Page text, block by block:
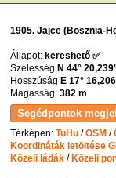
1905. Jajce (Bosznia-
Állapot:kereshető ✅
SzélességN 44° 20,239'
HosszúságE 17°
Magasság:382 m
Térképen:TuHu /OSM /
Koordináták letöltése
Közeli ládák / Közeli